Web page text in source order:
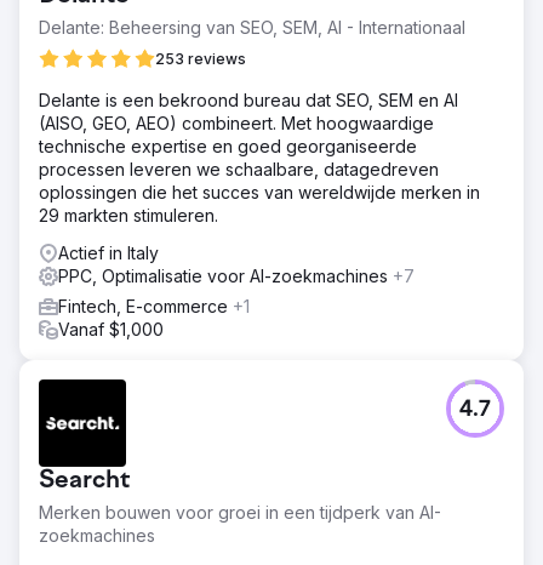
binnen 2 jaar - Stabiele groei van het verkeer en het
aandeel actieve gebruikers via organisch zoeken (SEO) -
Verbeterd conversiepercentage door optimalisatie van
website en applicatie - 90% lagere kosten per
klantverwerving via Google Ads - Stabiele groei van de
maandelijkse omzet in de afgelopen twee jaar
Naar bureaupagina
Delante: Beheersing van SEO, SEM, AI - Internationaal
253 reviews
Delante is een bekroond bureau dat SEO, SEM en AI
(AISO, GEO, AEO) combineert. Met hoogwaardige
technische expertise en goed georganiseerde
processen leveren we schaalbare, datagedreven
oplossingen die het succes van wereldwijde merken in
29 markten stimuleren.
Actief in Italy
PPC, Optimalisatie voor AI-zoekmachines +7
Fintech, E-commerce +1
Vanaf $1,000
Searcht
Merken bouwen voor groei in een tijdperk van AI-
zoekmachines
4.7